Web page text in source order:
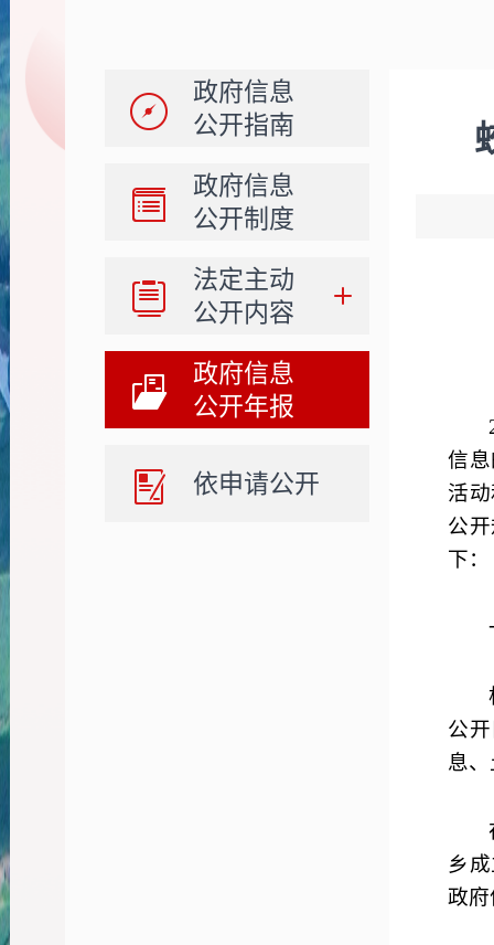
政府信息
公开指南
政府信息
公开制度
法定主动
公开内容
政府信息
公开年报
依申请公开
信
活
公
下：
公
息
乡
政